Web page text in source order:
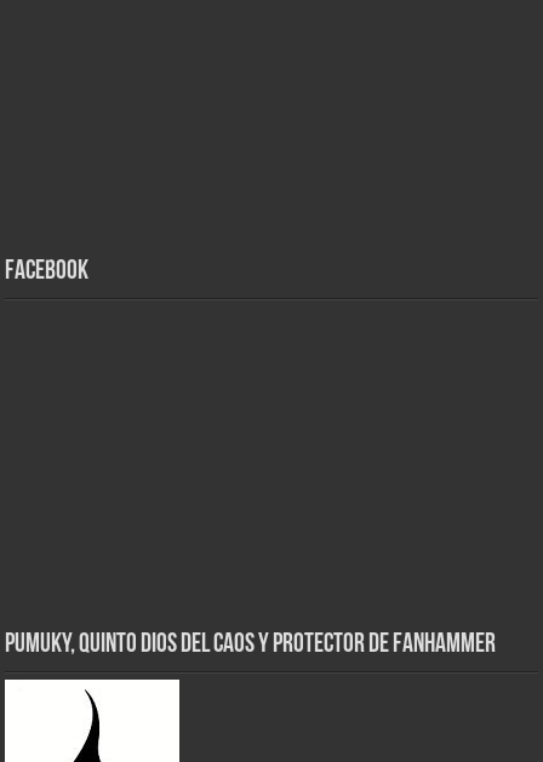
Facebook
Pumuky, Quinto Dios del Caos y Protector de FanHammer